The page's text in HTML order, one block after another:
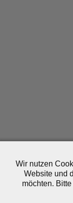
Wir nutzen
Website und
möchten.